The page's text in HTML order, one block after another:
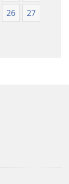
26
27